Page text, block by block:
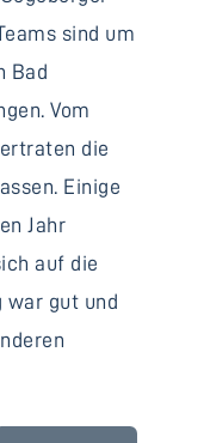
sind um
Bad
Vom
die
Einige
Jahr
auf die
war gut und